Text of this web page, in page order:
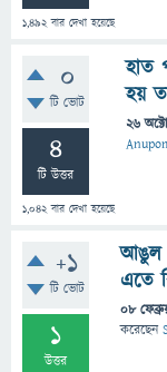
1,492বার দেখা হয়েছে
0
টি ভোট
4
টি উত্তর
1,042বার দেখা হয়েছে
হাত
হয়
26
+1
টি ভোট
1
উত্তর
আঙুল
এতে
08
করেছেন